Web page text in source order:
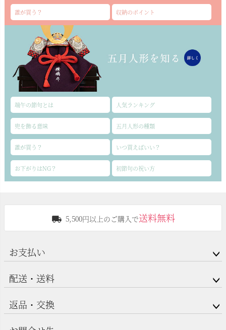
誰が買う？ 収納のポイント
端午の節句とは 人気ランキング
兜を飾る意味 五月人形の種類
誰が買う？ いつ買えばいい？
お下がりはNG？ 初節句の祝い方
5,500円以上のご購入で送料無料
お支払い
配送・送料
返品・交換